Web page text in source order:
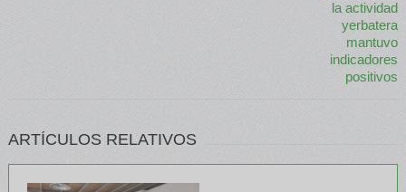
ARTÍCULOS RELATIVOS